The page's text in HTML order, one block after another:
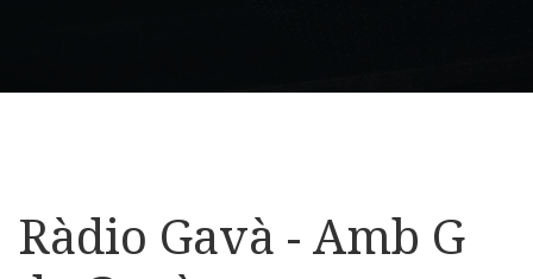
Ràdio Gavà - Amb G